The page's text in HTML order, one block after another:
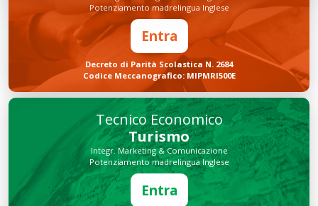
Potenziamento madrelingua Inglese
Entra
Decreto di Parità Scolastica N. 2684
Codice Meccanografico: MIPMRI500E
Tecnico Economico
Turismo
Integr. Marketing & Comunicazione
Potenziamento madrelingua Inglese
Entra